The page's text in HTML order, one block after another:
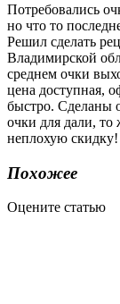
Потребовались
но что то
Решил сделать
Владимирской
среднем очки
цена доступная,
быстро. Сделаны
очки для дали,
неплохую скидку!
Похожее
Оцените статью